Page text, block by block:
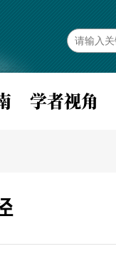
学者视角